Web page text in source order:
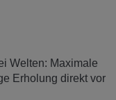
Welten: Maximale
Erholung direkt vor